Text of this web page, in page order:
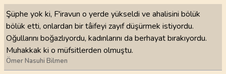
Şüphe yok ki, F'iravun o yerde yükseldi ve ahalisini bölük
bölük etti, onlardan bir tâifeyi zayıf düşürmek istiyordu.
Oğullarını boğazlıyordu, kadınlarını da berhayat bırakıyordu.
Muhakkak ki o müfsitlerden olmuştu.
Ömer Nasuhi Bilmen